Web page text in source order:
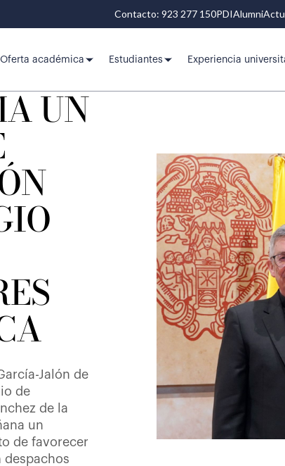
Contacto: 923 277 150PDIAlumni
Oferta académica Estudiantes Experiencia
UN
Jalón de
de
de la
un
de favorecer
despachos